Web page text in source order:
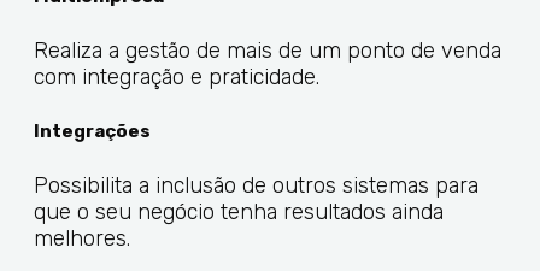
Realiza a gestão de mais de um ponto de venda
com integração e praticidade.
Integrações
Possibilita a inclusão de outros sistemas para
que o seu negócio tenha resultados ainda
melhores.